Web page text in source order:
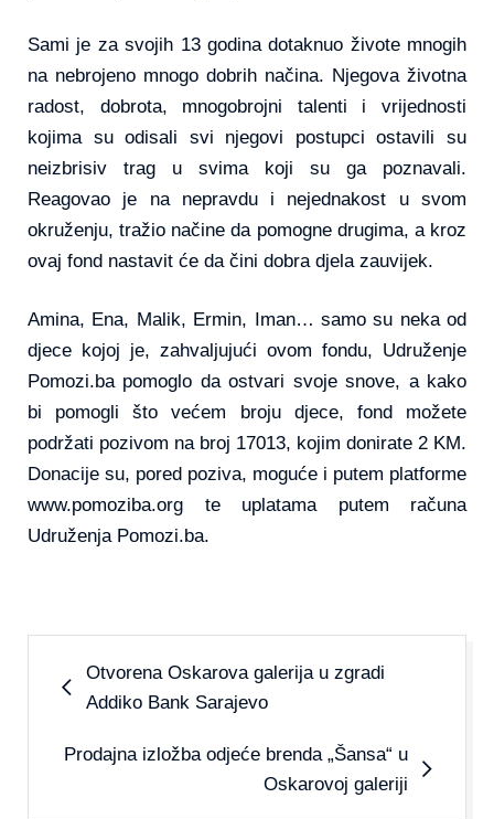
Sami je za svojih 13 godina dotaknuo živote mnogih
na nebrojeno mnogo dobrih načina. Njegova životna
radost, dobrota, mnogobrojni talenti i vrijednosti
kojima su odisali svi njegovi postupci ostavili su
neizbrisiv trag u svima koji su ga poznavali.
Reagovao je na nepravdu i nejednakost u svom
okruženju, tražio načine da pomogne drugima, a kroz
ovaj fond nastavit će da čini dobra djela zauvijek.
Amina, Ena, Malik, Ermin, Iman… samo su neka od
djece kojoj je, zahvaljujući ovom fondu, Udruženje
Pomozi.ba pomoglo da ostvari svoje snove, a kako
bi pomogli što većem broju djece, fond možete
podržati pozivom na broj 17013, kojim donirate 2 KM.
Donacije su, pored poziva, moguće i putem platforme
www.pomoziba.org te uplatama putem računa
Udruženja Pomozi.ba.
Otvorena Oskarova galerija u zgradi
Addiko Bank Sarajevo
Prodajna izložba odjeće brenda „Šansa“ u
Oskarovoj galeriji